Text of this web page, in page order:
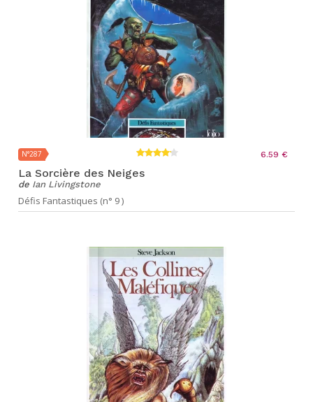
N°287 6.59 €
La Sorcière des Neiges
de Ian Livingstone
Défis Fantastiques (n° 9 )